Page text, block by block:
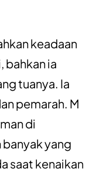
keadaan
bahkan ia
tuanya. Ia
pemarah. M
di
yang
saat kenaikan